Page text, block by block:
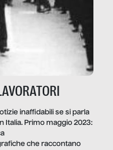
inaffidabili se si parla
Italia. Primo maggio 2023:
che raccontano